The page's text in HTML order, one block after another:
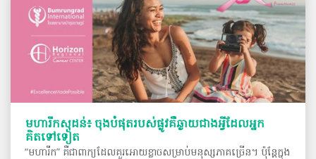
មហារីកសុដន់៖ ចុងបំផុតរបស់ផ្លូវគឺឆ្ងាយជាងអ្វីដែលអ្នក
គិតទៅទៀត
“មហារីក” គឺជាពាក្យដែលគួរអោយខ្លាចសម្រាប់មនុស្សភាគច្រើន។ ប៉ុន្តែក្នុង